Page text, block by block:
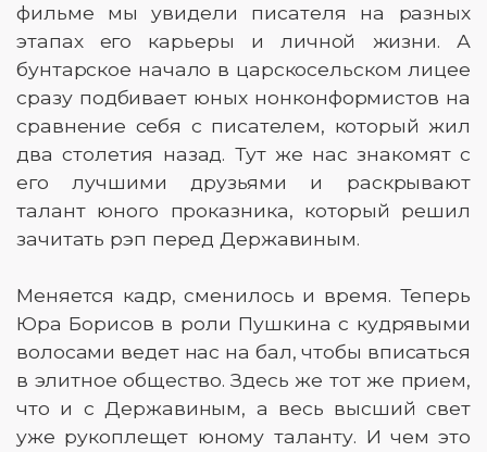
фильме мы увидели писателя на разных
этапах его карьеры и личной жизни. А
бунтарское начало в царскосельском лицее
сразу подбивает юных нонконформистов на
сравнение себя с писателем, который жил
два столетия назад. Тут же нас знакомят с
его лучшими друзьями и раскрывают
талант юного проказника, который решил
зачитать рэп перед Державиным.
Меняется кадр, сменилось и время. Теперь
Юра Борисов в роли Пушкина с кудрявыми
волосами ведет нас на бал, чтобы вписаться
в элитное общество. Здесь же тот же прием,
что и с Державиным, а весь высший свет
уже рукоплещет юному таланту. И чем это